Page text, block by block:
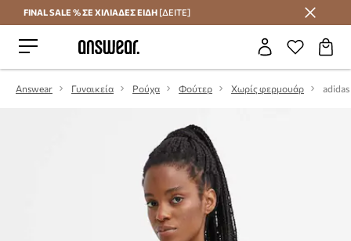
Εξοικονομήστε με το Answear Club
FINAL SALE % ΣΕ ΧΙΛΙΑΔΕΣ ΕΙΔΗ [ΔΕΙΤΕ]
Answear Γυναικεία Ρούχα Φούτερ Χωρίς φερμουάρ